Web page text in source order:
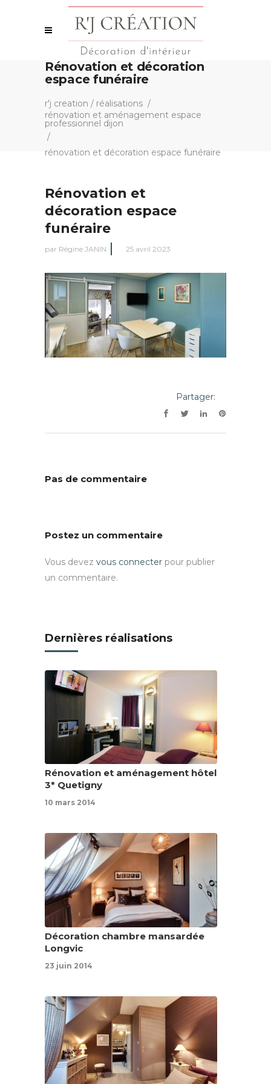
Rénovation et décoration
espace funéraire
r'j creation / réalisations /
rénovation et aménagement espace
professionnel dijon
/
rénovation et décoration espace funéraire
Rénovation et
décoration espace
funéraire
par Régine JANIN 25 avril 2023
Partager:
Pas de commentaire
Postez un commentaire
Vous devez vous connecter pour publier
un commentaire.
Dernières réalisations
Rénovation et aménagement hôtel
3* Quetigny
10 mars 2014
Décoration chambre mansardée
Longvic
23 juin 2014